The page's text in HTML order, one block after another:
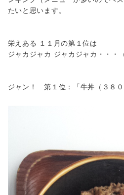
たいと思います。
栄えある １１月の第１位は
ジャカジャカ ジャカジャカ・・・
ジャン！ 第１位：「牛丼（３８０